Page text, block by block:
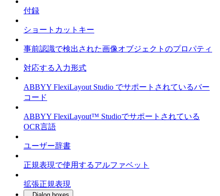
付録
ショートカットキー
事前認識で検出された画像オブジェクトのプロパティ
対応する入力形式
ABBYY FlexiLayout Studio でサポートされているバー
コード
ABBYY FlexiLayout™ Studioでサポートされている
OCR言語
ユーザー辞書
正規表現で使用するアルファベット
拡張正規表現